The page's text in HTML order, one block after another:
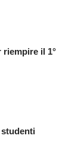
riempire il 1°
studenti